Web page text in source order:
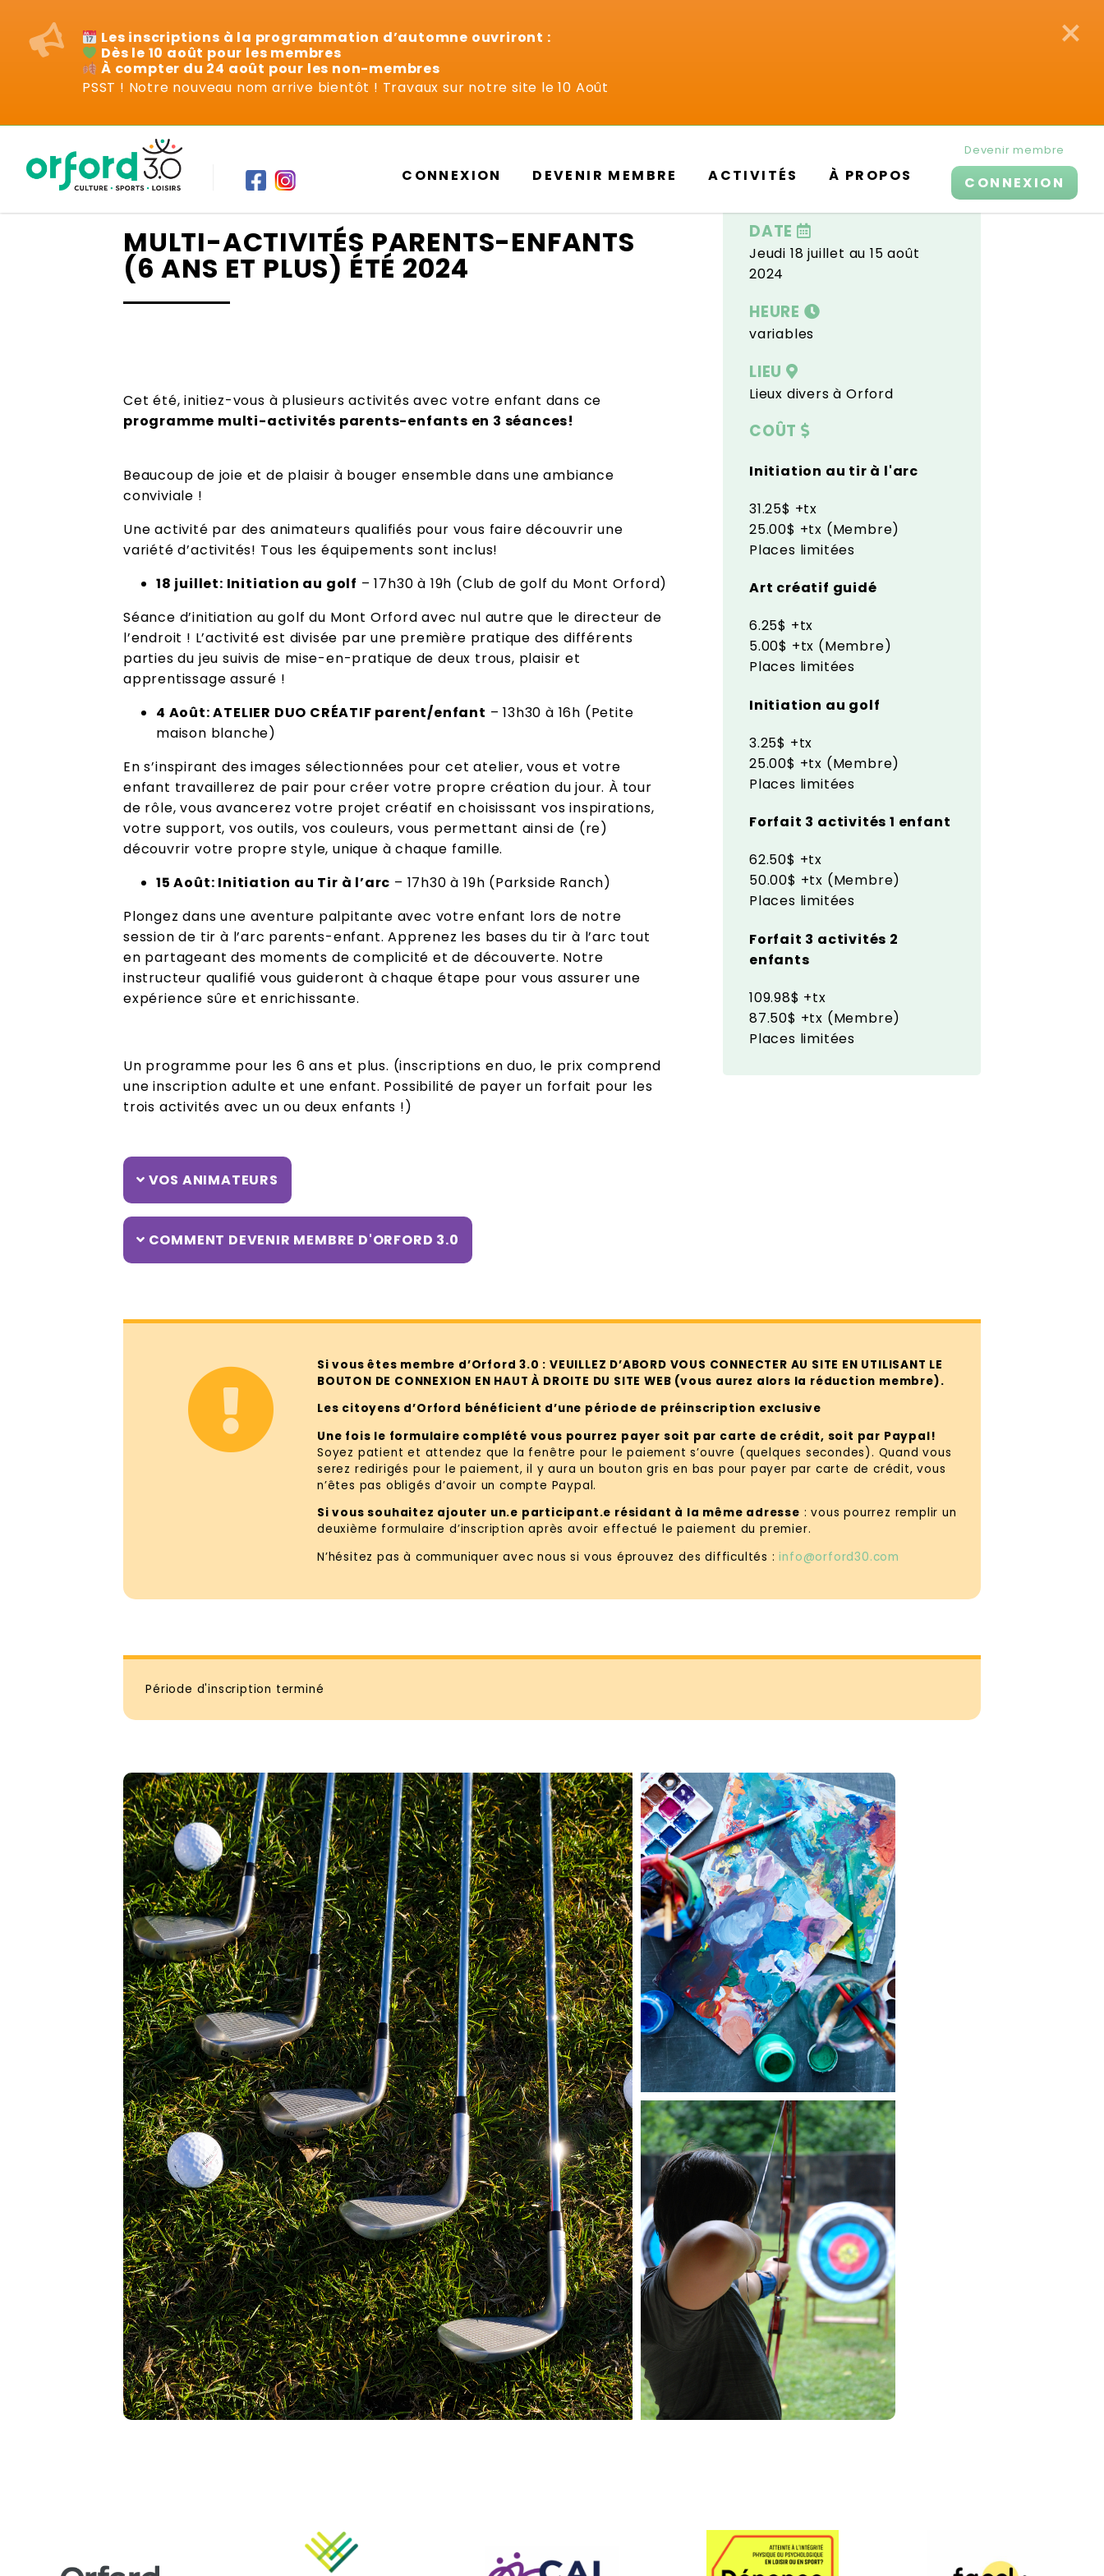
×
Les inscriptions à la programmation d’automne ouvriront :
Dès le 10 août pour les membres
À compter du 24 août pour les non-membres
PSST ! Notre nouveau nom arrive bientôt ! Travaux sur notre site le 10 Août
CONNEXION DEVENIR MEMBRE ACTIVITÉS À PROPOS
Devenir membre
CONNEXION
DATE
Jeudi 18 juillet au 15 août
2024
HEURE
variables
LIEU
Lieux divers à Orford
COÛT
Initiation au tir à l'arc
31.25$ +tx
25.00$ +tx (Membre)
Places limitées
Art créatif guidé
6.25$ +tx
5.00$ +tx (Membre)
Places limitées
Initiation au golf
3.25$ +tx
25.00$ +tx (Membre)
Places limitées
Forfait 3 activités 1 enfant
62.50$ +tx
50.00$ +tx (Membre)
Places limitées
Forfait 3 activités 2
enfants
109.98$ +tx
87.50$ +tx (Membre)
Places limitées
MULTI-ACTIVITÉS PARENTS-ENFANTS
(6 ANS ET PLUS) ÉTÉ 2024
Cet été, initiez-vous à plusieurs activités avec votre enfant dans ce
programme multi-activités parents-enfants en 3 séances!
Beaucoup de joie et de plaisir à bouger ensemble dans une ambiance
conviviale !
Une activité par des animateurs qualifiés pour vous faire découvrir une
variété d’activités! Tous les équipements sont inclus!
18 juillet: Initiation au golf – 17h30 à 19h (Club de golf du Mont Orford)
Séance d’initiation au golf du Mont Orford avec nul autre que le directeur de
l’endroit ! L’activité est divisée par une première pratique des différents
parties du jeu suivis de mise-en-pratique de deux trous, plaisir et
apprentissage assuré !
4 Août: ATELIER DUO CRÉATIF parent/enfant – 13h30 à 16h (Petite
maison blanche)
En s’inspirant des images sélectionnées pour cet atelier, vous et votre
enfant travaillerez de pair pour créer votre propre création du jour. À tour
de rôle, vous avancerez votre projet créatif en choisissant vos inspirations,
votre support, vos outils, vos couleurs, vous permettant ainsi de (re)
découvrir votre propre style, unique à chaque famille.
15 Août: Initiation au Tir à l’arc – 17h30 à 19h (Parkside Ranch)
Plongez dans une aventure palpitante avec votre enfant lors de notre
session de tir à l’arc parents-enfant. Apprenez les bases du tir à l’arc tout
en partageant des moments de complicité et de découverte. Notre
instructeur qualifié vous guideront à chaque étape pour vous assurer une
expérience sûre et enrichissante.
Un programme pour les 6 ans et plus. (inscriptions en duo, le prix comprend
une inscription adulte et une enfant. Possibilité de payer un forfait pour les
trois activités avec un ou deux enfants !)
VOS ANIMATEURS
COMMENT DEVENIR MEMBRE D'ORFORD 3.0
Si vous êtes membre d’Orford 3.0 : VEUILLEZ D’ABORD VOUS CONNECTER AU SITE EN UTILISANT LE
BOUTON DE CONNEXION EN HAUT À DROITE DU SITE WEB (vous aurez alors la réduction membre).
Les citoyens d’Orford bénéficient d’une période de préinscription exclusive
Une fois le formulaire complété vous pourrez payer soit par carte de crédit, soit par Paypal!
Soyez patient et attendez que la fenêtre pour le paiement s’ouvre (quelques secondes). Quand vous
serez redirigés pour le paiement, il y aura un bouton gris en bas pour payer par carte de crédit, vous
n’êtes pas obligés d’avoir un compte Paypal.
Si vous souhaitez ajouter un.e participant.e résidant à la même adresse : vous pourrez remplir un
deuxième formulaire d’inscription après avoir effectué le paiement du premier.
N’hésitez pas à communiquer avec nous si vous éprouvez des difficultés :info@orford30.com
Période d'inscription terminé